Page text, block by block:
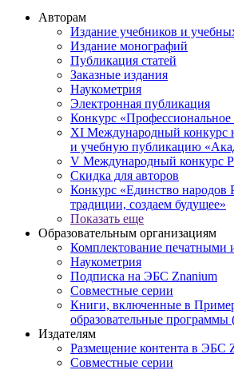
Авторам
Издание учебников и
Издание монографий
Публикация статей
Заказные издания
Наукометрия
Электронная публикация
Конкурс «Профессиональное
XI Международный конкурс
и учебную публикацию
V Международный конкурс
Скидка для авторов
Конкурс «Единство народов
традиции, создаем будущее»
Показать еще
Образовательным организациям
Комплектование печатными
Наукометрия
Подписка на ЭБС Znanium
Совместные серии
Книги, включенные в
образовательные
Издателям
Размещение контента в ЭБС
Совместные серии